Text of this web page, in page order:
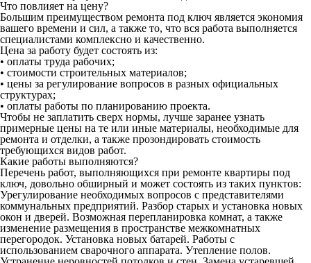
Что повлияет на цену?
Большим преимуществом ремонта под ключ является экономия
вашего времени и сил, а также то, что вся работа выполняется
специалистами комплексно и качественно.
Цена за работу будет состоять из:
• оплаты труда рабочих;
• стоимости строительных материалов;
• цены за регулирование вопросов в разных официальных
структурах;
• оплаты работы по планированию проекта.
Чтобы не заплатить сверх нормы, лучше заранее узнать
примерные цены на те или иные материалы, необходимые для
ремонта и отделки, а также прозондировать стоимость
требующихся видов работ.
Какие работы выполняются?
Перечень работ, выполняющихся при ремонте квартиры под
ключ, довольно обширный и может состоять из таких пунктов:
Урегулирование необходимых вопросов с представителями
коммунальных предприятий. Разбор старых и установка новых
окон и дверей. Возможная перепланировка комнат, а также
изменение размещения в пространстве межкомнатных
перегородок. Установка новых батарей. Работы с
использованием сварочного аппарата. Утепление полов.